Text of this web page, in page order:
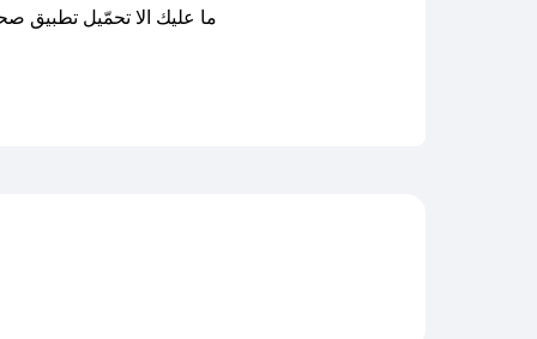
ما عليك الا تحمّيل تطبيق